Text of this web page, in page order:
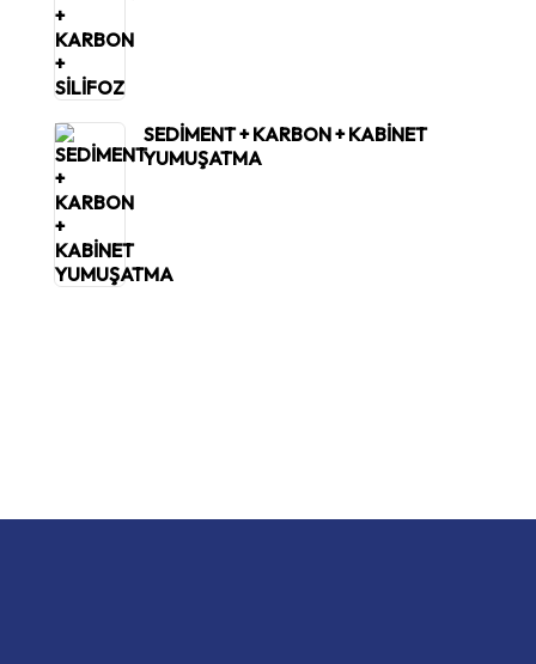
SEDİMENT + KARBON + KABİNET
YUMUŞATMA